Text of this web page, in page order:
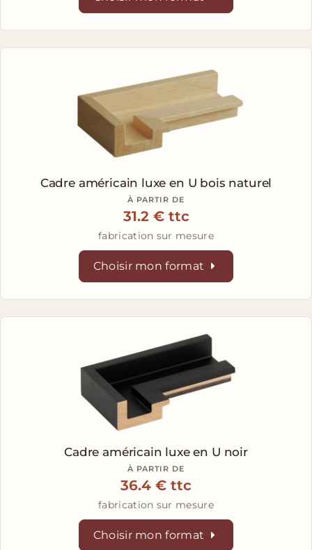
Cadre américain luxe en U bois naturel
À PARTIR DE
31.2 € ttc
fabrication sur mesure
Choisir mon format
Cadre américain luxe en U noir
À PARTIR DE
36.4 € ttc
fabrication sur mesure
Choisir mon format